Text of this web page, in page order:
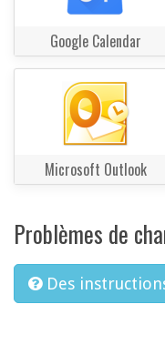
Google Calendar
Microsoft Outlook
Problèmes de
Des